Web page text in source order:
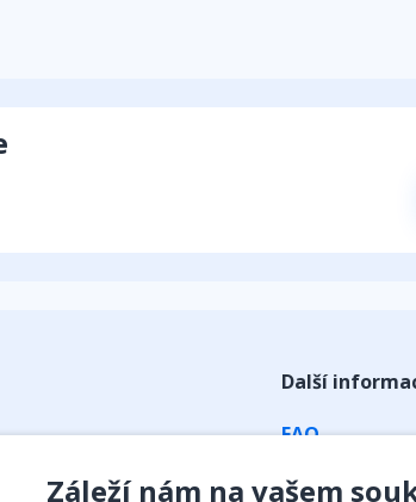
Další
FAQ
Obchodní
Záleží nám na vašem